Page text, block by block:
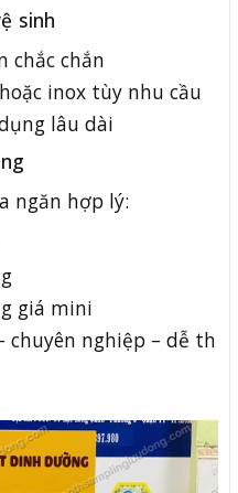
sinh
chắc chắn
inox tùy nhu cầu
lâu dài
ngăn hợp lý:
giá mini
chuyên nghiệp – dễ th